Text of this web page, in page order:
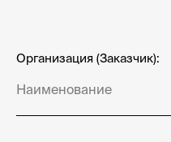
Организация (Заказчик):